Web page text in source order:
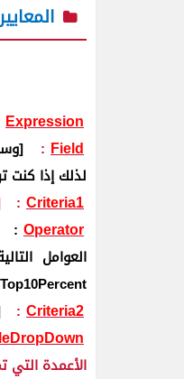
Expression
Field
:
لذلك إذا كنت
Criteria1
:
Operator
:
العوامل
Criteria2
:
الأعمدة